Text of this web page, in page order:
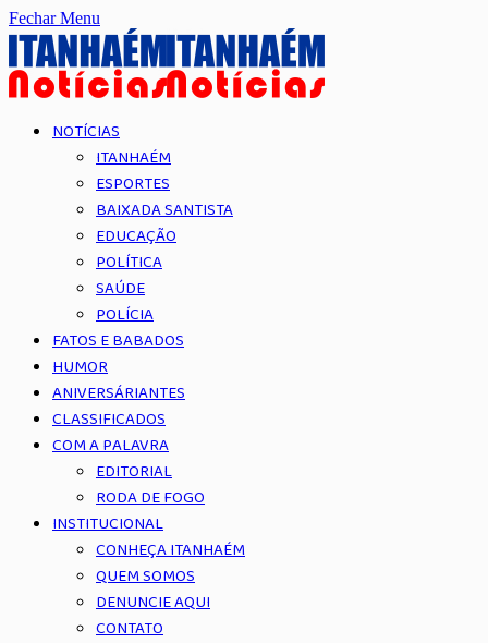
Fechar Menu
NOTÍCIAS
ITANHAÉM
ESPORTES
BAIXADA SANTISTA
EDUCAÇÃO
POLÍTICA
SAÚDE
POLÍCIA
FATOS E BABADOS
HUMOR
ANIVERSÁRIANTES
CLASSIFICADOS
COM A PALAVRA
EDITORIAL
RODA DE FOGO
INSTITUCIONAL
CONHEÇA ITANHAÉM
QUEM SOMOS
DENUNCIE AQUI
CONTATO